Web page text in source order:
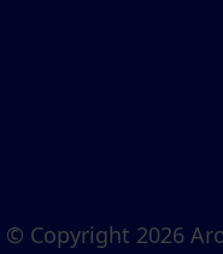
© Copyright 2026